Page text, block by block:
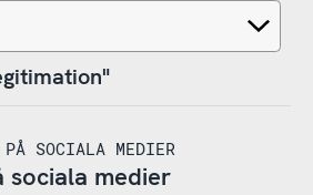
PÅ SOCIALA MEDIER
sociala medier